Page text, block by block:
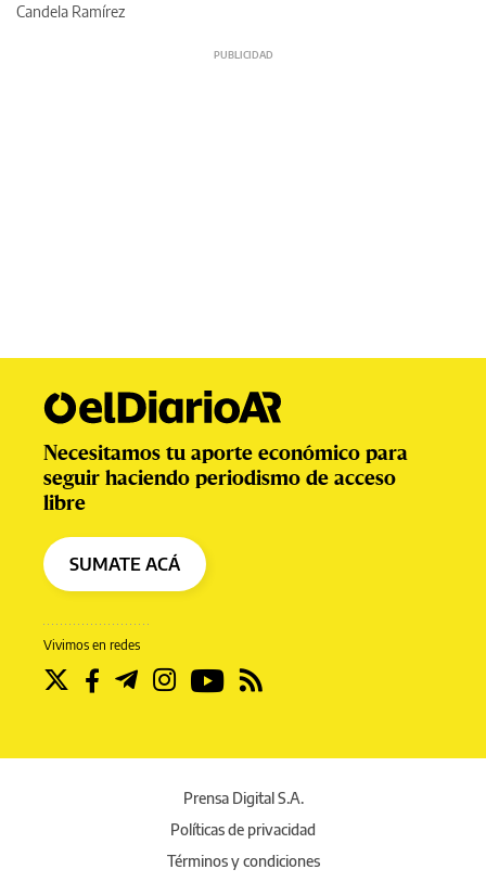
Candela Ramírez
Vivimos en redes
Necesitamos tu aporte económico para
seguir haciendo periodismo de acceso
libre
SUMATE ACÁ
Prensa Digital S.A.
Políticas de privacidad
Términos y condiciones